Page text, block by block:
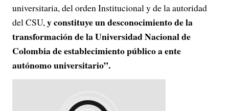
universitaria, del orden Institucional y de la autoridad
del CSU,y constituye un desconocimiento de la
transformación de la Universidad Nacional de
Colombia de establecimiento público a ente
autónomo universitario”.